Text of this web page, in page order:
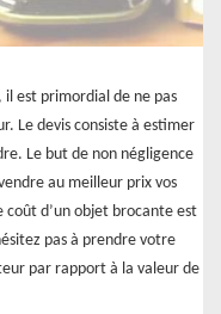
est primordial de ne pas
Le devis consiste à estimer
Le but de non négligence
au meilleur prix vos
coût d’un objet brocante est
pas à prendre votre
par rapport à la valeur de